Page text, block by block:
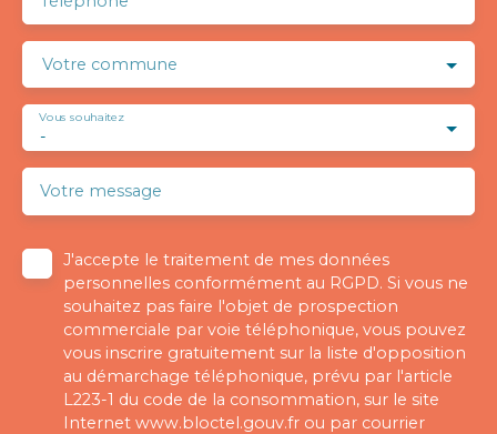
Votre commune
-
Vous souhaitez
Votre message
J'accepte le traitement de mes données
personnelles conformément au RGPD. Si vous ne
souhaitez pas faire l'objet de prospection
commerciale par voie téléphonique, vous pouvez
vous inscrire gratuitement sur la liste d'opposition
au démarchage téléphonique, prévu par l'article
L223-1 du code de la consommation, sur le site
Internet www.bloctel.gouv.fr ou par courrier